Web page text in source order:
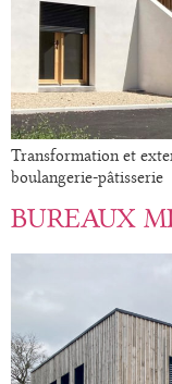
Transformation et
boulangerie-pâtisserie
BUREAUX